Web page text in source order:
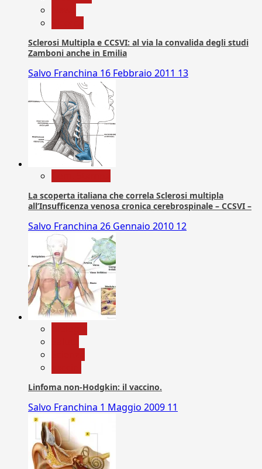
Sclerosi Multipla e CCSVI: al via la convalida degli studi
Zamboni anche in Emilia
Salvo Franchina 16 Febbraio 2011 13
La scoperta italiana che correla Sclerosi multipla
all’Insufficenza venosa cronica cerebrospinale – CCSVI –
Salvo Franchina 26 Gennaio 2010 12
Linfoma non-Hodgkin: il vaccino.
Salvo Franchina 1 Maggio 2009 11